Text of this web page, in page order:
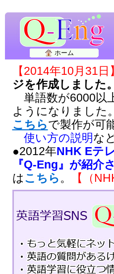
ホーム
【2014年10月31日】
ジを作成しました。
単語数が6000以
ようになりました
こちらで製作が可
使い方の説明な
●2012年NHK Eテ
『Q-Eng』が紹介
はこちら。 【（